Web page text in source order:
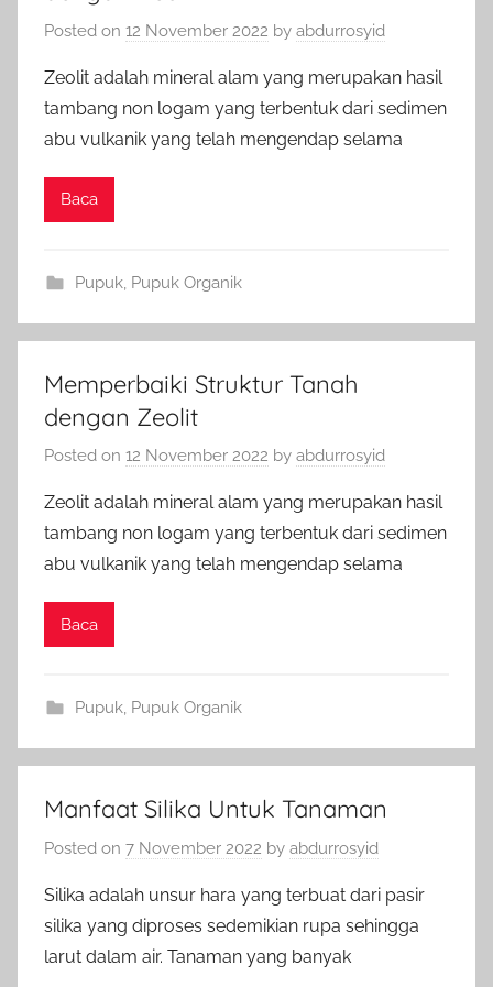
Posted on 12 November 2022 by abdurrosyid
Zeolit adalah mineral alam yang merupakan hasil
tambang non logam yang terbentuk dari sedimen
abu vulkanik yang telah mengendap selama
Baca
Pupuk, Pupuk Organik
Memperbaiki Struktur Tanah
dengan Zeolit
Posted on 12 November 2022 by abdurrosyid
Zeolit adalah mineral alam yang merupakan hasil
tambang non logam yang terbentuk dari sedimen
abu vulkanik yang telah mengendap selama
Baca
Pupuk, Pupuk Organik
Manfaat Silika Untuk Tanaman
Posted on 7 November 2022 by abdurrosyid
Silika adalah unsur hara yang terbuat dari pasir
silika yang diproses sedemikian rupa sehingga
larut dalam air. Tanaman yang banyak